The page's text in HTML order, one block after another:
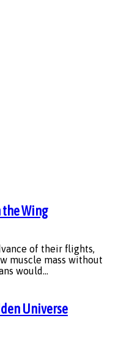
the Wing
of their flights,
muscle mass without
would...
Universe